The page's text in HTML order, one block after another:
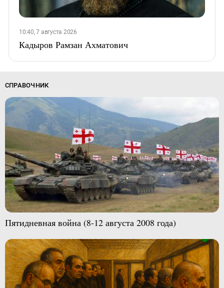
10:40, 7 августа 2026
Кадыров Рамзан Ахматович
СПРАВОЧНИК
Пятидневная война (8-12 августа 2008 года)